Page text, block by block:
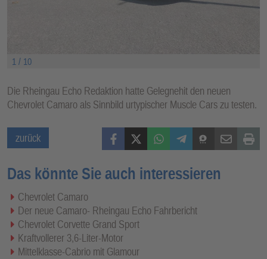
1 / 10
Die Rheingau Echo Redaktion hatte Gelegnehit den neuen
Chevrolet Camaro als Sinnbild urtypischer Muscle Cars zu testen.
zurück FacebookX (Twitter)WhatsAppTelegramThreemaMail Print
Das könnte Sie auch interessieren
Chevrolet Camaro
Der neue Camaro- Rheingau Echo Fahrbericht
Chevrolet Corvette Grand Sport
Kraftvollerer 3,6-Liter-Motor
Mittelklasse-Cabrio mit Glamour